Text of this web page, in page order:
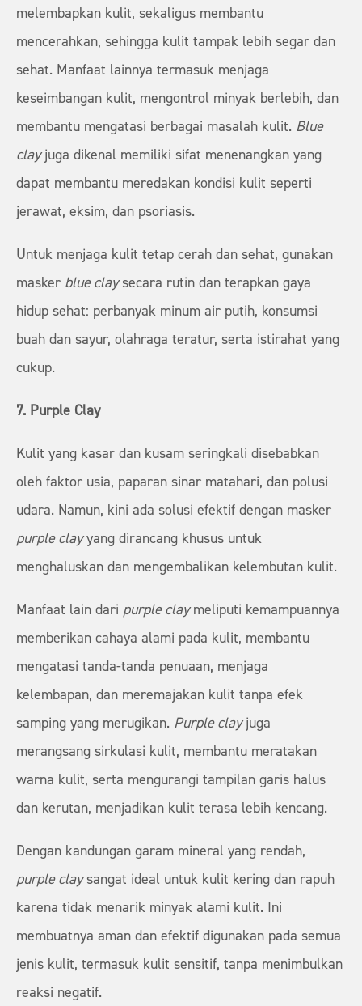
melembapkan kulit, sekaligus membantu
mencerahkan, sehingga kulit tampak lebih segar dan
sehat. Manfaat lainnya termasuk menjaga
keseimbangan kulit, mengontrol minyak berlebih, dan
membantu mengatasi berbagai masalah kulit. Blue
clayjuga dikenal memiliki sifat menenangkan yang
dapat membantu meredakan kondisi kulit seperti
jerawat, eksim, dan psoriasis.
Untuk menjaga kulit tetap cerah dan sehat, gunakan
masker blue claysecara rutin dan terapkan gaya
hidup sehat: perbanyak minum air putih, konsumsi
buah dan sayur, olahraga teratur, serta istirahat yang
cukup.
7. Purple Clay
Kulit yang kasar dan kusam seringkali disebabkan
oleh faktor usia, paparan sinar matahari, dan polusi
udara. Namun, kini ada solusi efektif dengan masker
purple clayyang dirancang khusus untuk
menghaluskan dan mengembalikan kelembutan kulit.
Manfaat lain dari purple claymeliputi kemampuannya
memberikan cahaya alami pada kulit, membantu
mengatasi tanda-tanda penuaan, menjaga
kelembapan, dan meremajakan kulit tanpa efek
samping yang merugikan. Purple clayjuga
merangsang sirkulasi kulit, membantu meratakan
warna kulit, serta mengurangi tampilan garis halus
dan kerutan, menjadikan kulit terasa lebih kencang.
Dengan kandungan garam mineral yang rendah,
purple claysangat ideal untuk kulit kering dan rapuh
karena tidak menarik minyak alami kulit. Ini
membuatnya aman dan efektif digunakan pada semua
jenis kulit, termasuk kulit sensitif, tanpa menimbulkan
reaksi negatif.